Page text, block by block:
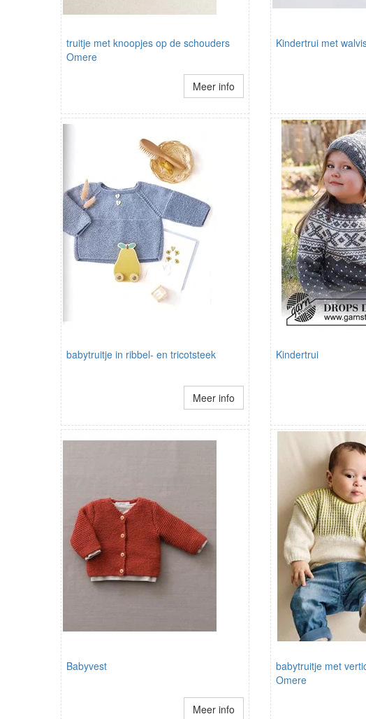
truitje met knoopjes op de schouders
Omere
Meer info
Kindertrui met
babytruitje in ribbel- en tricotsteek
Meer info
Kindertrui
Babyvest
Meer info
babytruitje met
Omere